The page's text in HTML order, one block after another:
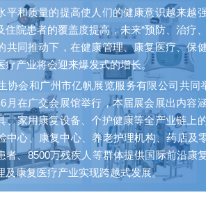
平和质量的提高使人们的健康意识越来越
住院患者的覆盖度提高，未来“预防、治疗
共同推动下，在健康管理、康复医疗、保
疗产业将会迎来爆发式的增长。
协会和广州市亿帆展览服务有限公司共同
6月在广交会展馆举行，本届展会展出内容
、家用康复设备、个护健康等全产业链上
中心、康复中心、养老护理机构、药店及
者、8500万残疾人等群体提供国际前沿康
及康复医疗产业实现跨越式发展。